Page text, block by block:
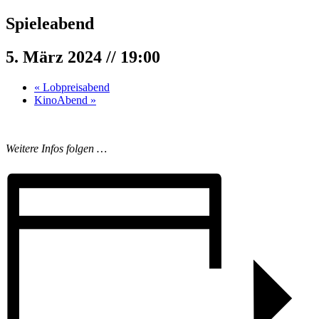
Spieleabend
5. März 2024 // 19:00
« Lobpreisabend
KinoAbend »
Weitere Infos folgen …